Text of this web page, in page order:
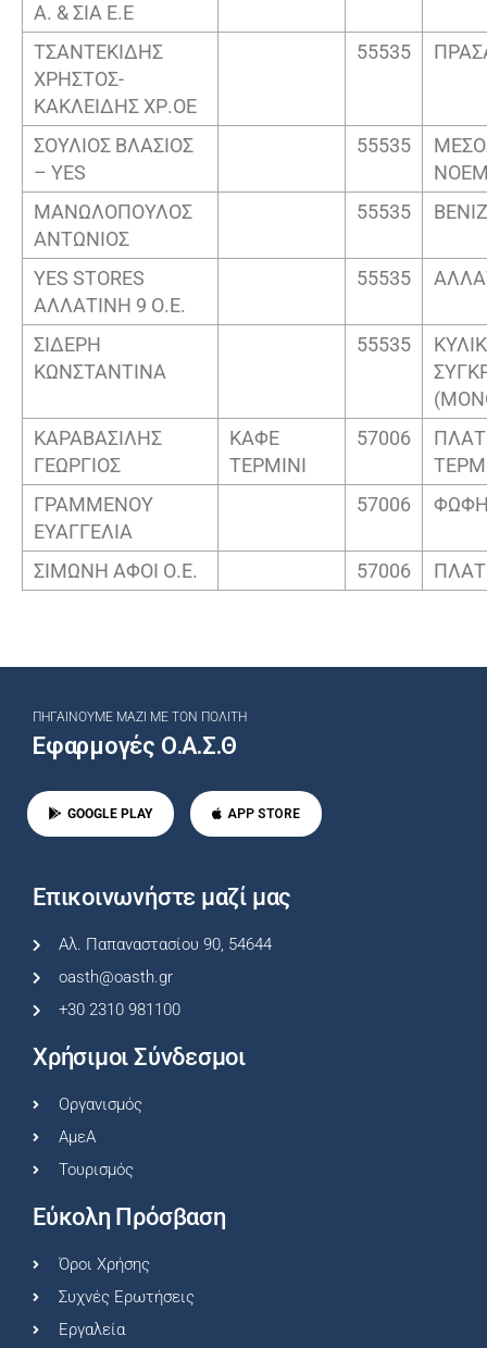
Α. & ΣΙΑ Ε.Ε
ΤΣΑΝΤΕΚΙΔΗΣ
ΧΡΗΣΤΟΣ-
ΚΑΚΛΕΙΔΗΣ ΧΡ.ΟΕ
55535
ΣΟΥΛΙΟΣ ΒΛΑΣΙΟΣ
– YES
55535
ΜΑΝΩΛΟΠΟΥΛΟΣ
ΑΝΤΩΝΙΟΣ
55535
YES STORES
ΑΛΛΑΤΙΝΗ 9 Ο.Ε.
55535
ΣΙΔΕΡΗ
ΚΩΝΣΤΑΝΤΙΝΑ
55535
ΚΑΡΑΒΑΣΙΛΗΣ
ΓΕΩΡΓΙΟΣ
ΚΑΦΕ
ΤΕΡΜΙΝΙ
57006
ΓΡΑΜΜΕΝΟΥ
ΕΥΑΓΓΕΛΙΑ
57006
ΣΙΜΩΝΗ ΑΦΟΙ Ο.Ε. 57006
ΠΗΓΑΊΝΟΥΜΕ ΜΑΖΊ ΜΕ ΤΟΝ ΠΟΛΊΤΗ
Εφαρμογές Ο.Α.Σ.Θ
GOOGLE PLAY APP STORE
Επικοινωνήστε μαζί μας
Αλ. Παπαναστασίου 90, 54644
oasth@oasth.gr
+30 2310 981100
Χρήσιμοι Σύνδεσμοι
Οργανισμός
ΑμεΑ
Τουρισμός
Εύκολη Πρόσβαση
Όροι Χρήσης
Συχνές Ερωτήσεις
Εργαλεία